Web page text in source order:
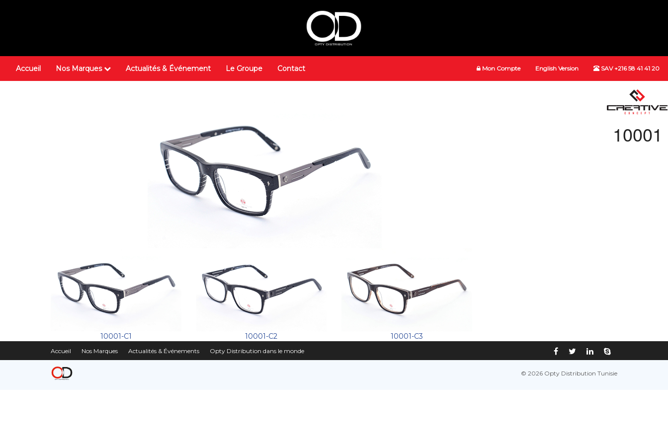
Accueil Nos Marques Actualités & Événement Le Groupe Contact Mon Compte English Version SAV +216 58 41 41 20
10001
10001-C1 10001-C2 10001-C3
Accueil Nos Marques Actualités & Événements Opty Distribution dans le monde
© 2026 Opty Distribution Tunisie